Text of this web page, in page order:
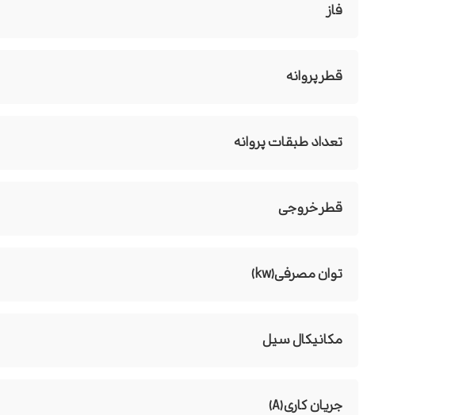
فاز
قطر پروانه
تعداد طبقات پروانه
قطر خروجی
توان مصرفی(kw)
مکانیکال سیل
جریان کاری(A)